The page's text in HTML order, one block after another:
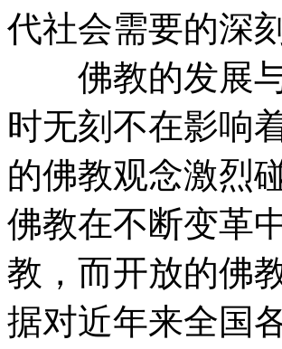
代社会需要的深
佛教的发展与
时无刻不在影响
的佛教观念激烈
佛教在不断变革
教，而开放的佛
据对近年来全国